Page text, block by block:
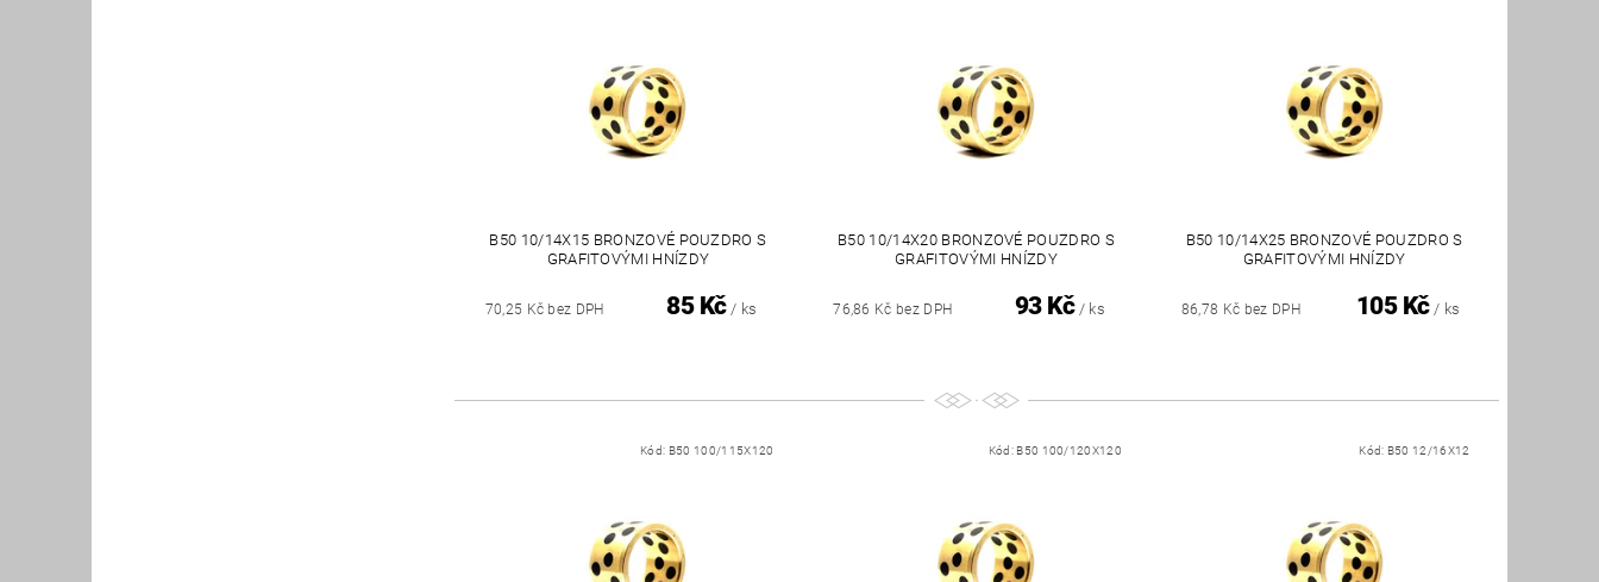
B50 10/14X15 BRONZOVÉ POUZDRO S
GRAFITOVÝMI HNÍZDY
70,25 Kč bez DPH 85 Kč / ks
B50 10/14X20 BRONZOVÉ POUZDRO S
GRAFITOVÝMI HNÍZDY
76,86 Kč bez DPH 93 Kč / ks
B50 10/14X25 BRONZOVÉ POUZDRO S
GRAFITOVÝMI HNÍZDY
86,78 Kč bez DPH 105 Kč / ks
Kód: B50 100/115X120 Kód: B50 100/120X120 Kód: B50 12/16X12